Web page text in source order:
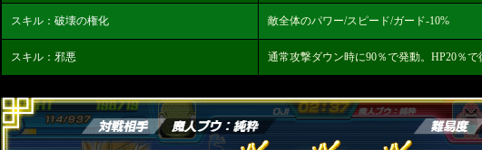
スキル：破壊の権化 敵全体のパワー/スピード/ガード-10%
スキル：邪悪 通常攻撃ダウン時に90％で発動。HP20％で